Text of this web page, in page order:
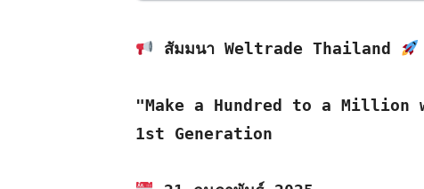
สัมมนา Weltrade Thailand
"Make a Hundred to a Million
1st Generation